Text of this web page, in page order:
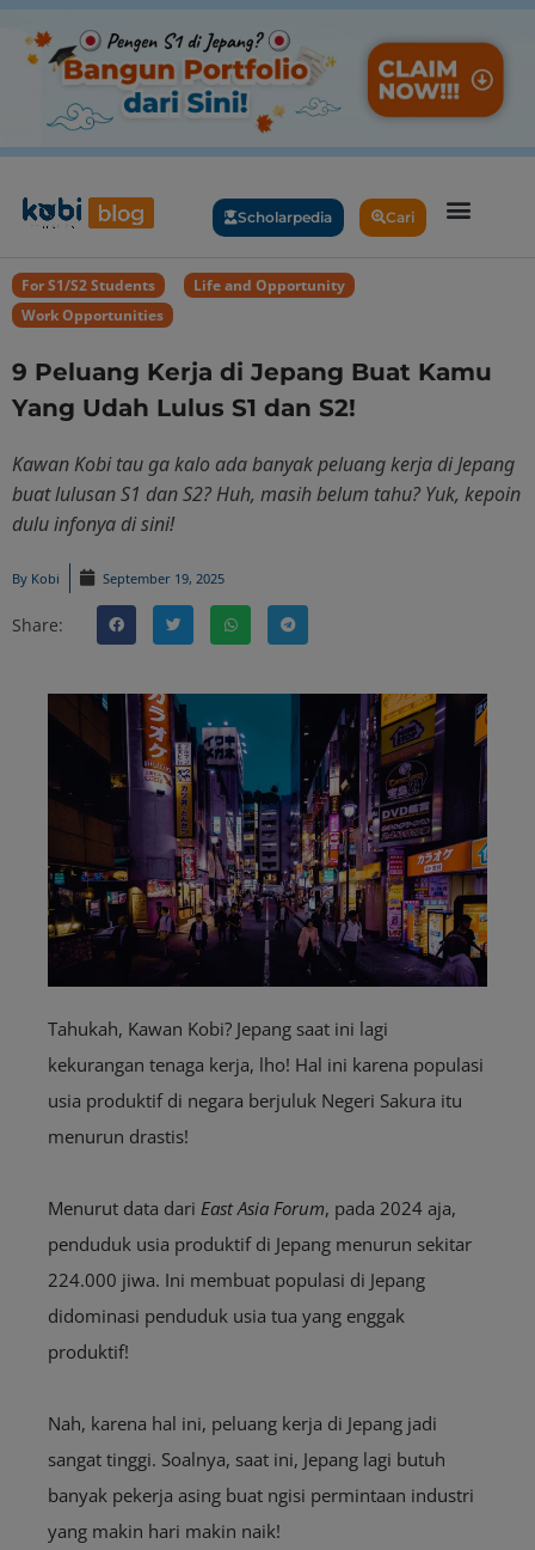
Scholarpedia Cari
For S1/S2 Students Life and Opportunity
Work Opportunities
9 Peluang Kerja di Jepang Buat Kamu
Yang Udah Lulus S1 dan S2!
Kawan Kobi tau ga kalo ada banyak peluang kerja di Jepang
buat lulusan S1 dan S2? Huh, masih belum tahu? Yuk, kepoin
dulu infonya di sini!
By Kobi September 19, 2025
Share:
Tahukah, Kawan Kobi? Jepang saat ini lagi
kekurangan tenaga kerja, lho! Hal ini karena populasi
usia produktif di negara berjuluk Negeri Sakura itu
menurun drastis!
Menurut data dari East Asia Forum, pada 2024 aja,
penduduk usia produktif di Jepang menurun sekitar
224.000 jiwa. Ini membuat populasi di Jepang
didominasi penduduk usia tua yang enggak
produktif!
Nah, karena hal ini, peluang kerja di Jepang jadi
sangat tinggi. Soalnya, saat ini, Jepang lagi butuh
banyak pekerja asing buat ngisi permintaan industri
yang makin hari makin naik!